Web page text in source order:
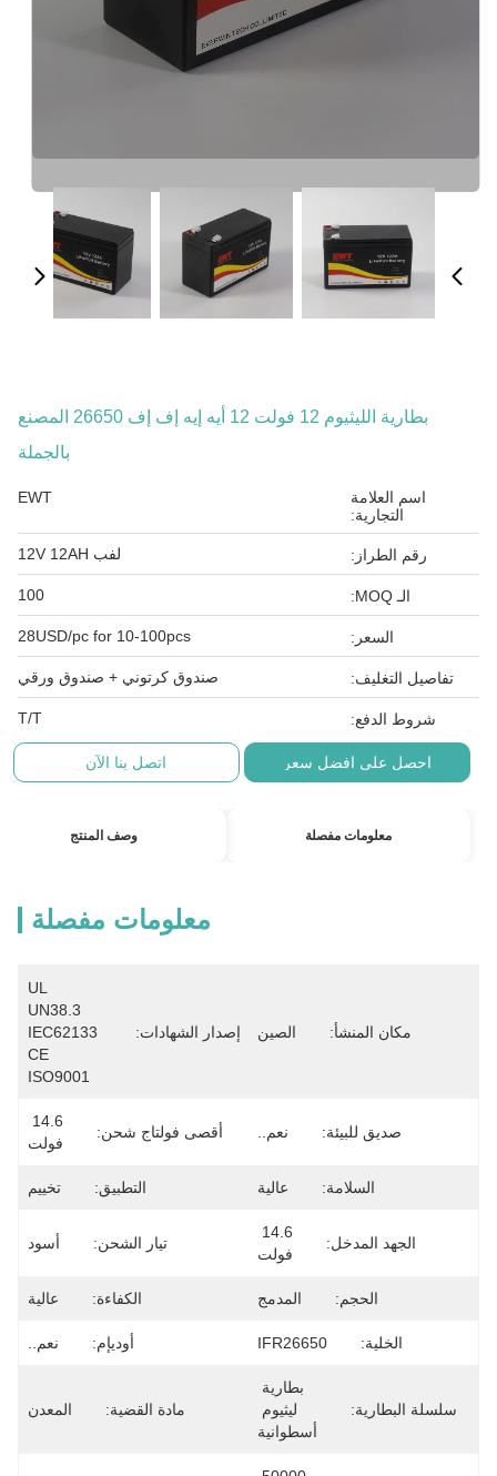
بطارية الليثيوم 12 فولت 12 أيه إيه إف إف 26650 المصنع
بالجملة
اسم العلامة
التجارية:
EWT
رقم الطراز: لفب 12V 12AH
الـ MOQ: 100
السعر: 28USD/pc for 10-100pcs
تفاصيل التغليف: صندوق كرتوني + صندوق ورقي
شروط الدفع: T/T
احصل على افضل سعر اتصل بنا الآن
معلومات مفصلة وصف المنتج
معلومات مفصلة
مكان المنشأ: الصين إصدار الشهادات:
UL
UN38.3
IEC62133
CE
ISO9001
صديق للبيئة: نعم.. أقصى فولتاج شحن:
فولت
السلامة: عالية التطبيق: تخييم
الجهد المدخل:
فولت
تيار الشحن: أسود
الحجم: المدمج الكفاءة: عالية
الخلية: IFR26650 أوديإم: نعم..
سلسلة البطارية:
أسطوانية
مادة القضية: المعدن